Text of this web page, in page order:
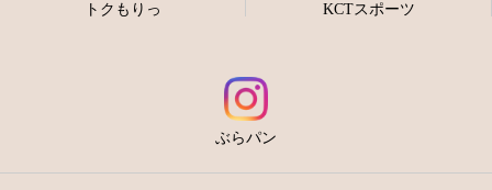
トクもりっ KCTスポーツ
ぶらパン